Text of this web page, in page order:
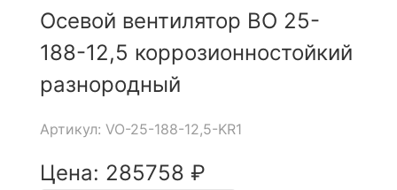
Осевой вентилятор ВО 25-
188-12,5 коррозионностойкий
разнородный
Артикул: VO-25-188-12,5-KR1
Цена: 285758 ₽